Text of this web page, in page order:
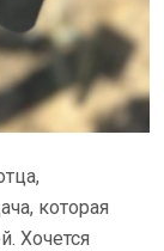
которая
Хочется